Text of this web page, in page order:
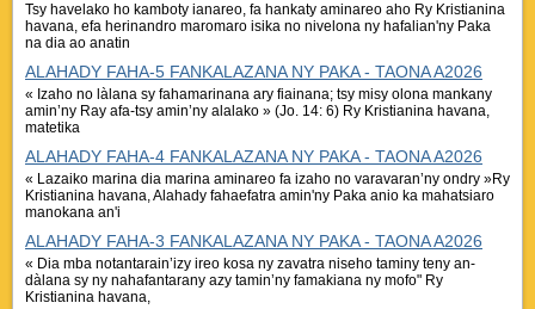
Tsy havelako ho kamboty ianareo, fa hankaty aminareo aho Ry Kristianina
havana, efa herinandro maromaro isika no nivelona ny hafalian'ny Paka
na dia ao anatin
ALAHADY FAHA-5 FANKALAZANA NY PAKA - TAONA A2026
« Izaho no làlana sy fahamarinana ary fiainana; tsy misy olona mankany
amin’ny Ray afa-tsy amin’ny alalako » (Jo. 14: 6) Ry Kristianina havana,
matetika
ALAHADY FAHA-4 FANKALAZANA NY PAKA - TAONA A2026
« Lazaiko marina dia marina aminareo fa izaho no varavaran’ny ondry »Ry
Kristianina havana, Alahady fahaefatra amin'ny Paka anio ka mahatsiaro
manokana an'i
ALAHADY FAHA-3 FANKALAZANA NY PAKA - TAONA A2026
« Dia mba notantarain’izy ireo kosa ny zavatra niseho taminy teny an-
dàlana sy ny nahafantarany azy tamin’ny famakiana ny mofo" Ry
Kristianina havana,